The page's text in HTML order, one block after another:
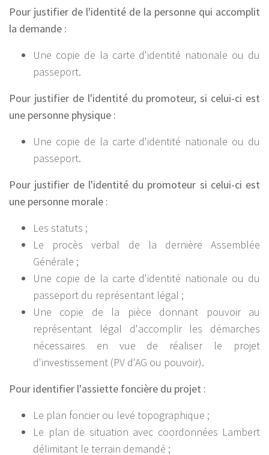
Pour justifier de l'identité de la personne qui accomplit
la demande :
Une copie de la carte d'identité nationale ou du
passeport.
Pour justifier de l'identité du promoteur, si celui-ci est
une personne physique :
Une copie de la carte d'identité nationale ou du
passeport.
Pour justifier de l'identité du promoteur si celui-ci est
une personne morale :
Les statuts ;
Le procès verbal de la dernière Assemblée
Générale ;
Une copie de la carte d'identité nationale ou du
passeport du représentant légal ;
Une copie de la pièce donnant pouvoir au
représentant légal d'accomplir les démarches
nécessaires en vue de réaliser le projet
d'investissement (PV d'AG ou pouvoir).
Pour identifier l'assiette foncière du projet :
Le plan foncier ou levé topographique ;
Le plan de situation avec coordonnées Lambert
délimitant le terrain demandé ;